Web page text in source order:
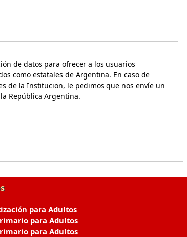
de datos para ofrecer a los usuarios
como estatales de Argentina. En caso de
de la Institucion, le pedimos que nos envíe un
República Argentina.
para Adultos
para Adultos
para Adultos